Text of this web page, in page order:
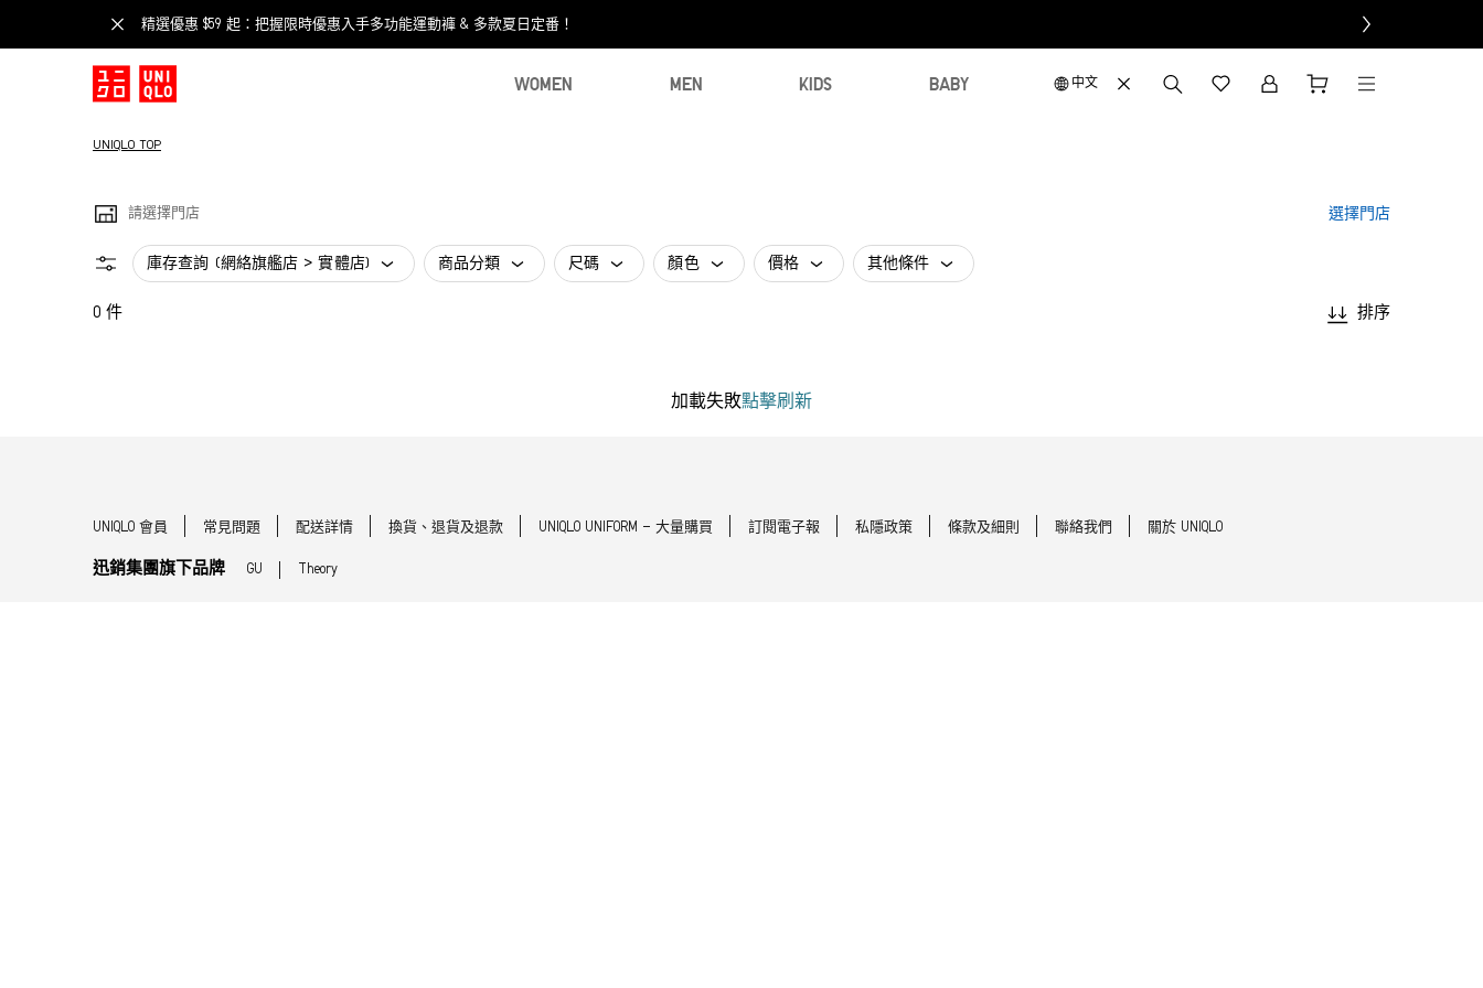
精選優惠 $59 起：把握限時優惠入手多功能運動褲 & 多款夏日定番！​
WOMEN MEN KIDS BABY 中文
UNIQLO TOP
請選擇門店 選擇門店
庫存查詢 (網絡旗艦店 > 實體店) 商品分類 尺碼 顏色 價格 其他條件
0 件 排序
加載失敗點擊刷新
UNIQLO 會員 常見問題 配送詳情 換貨、退貨及退款 UNIQLO UNIFORM - 大量購買 訂閱電子報 私隱政策 條款及細則 聯絡我們 關於 UNIQLO
迅銷集團旗下品牌 GU Theory